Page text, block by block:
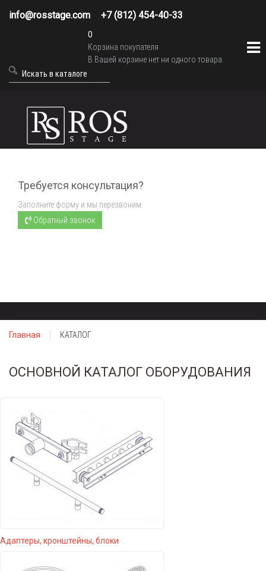
info@rosstage.com +7 (812) 454-40-33
0
Корзина покупателя
В Вашей корзине нет ни одного товара.
Требуется консультация?
Заполните форму и мы перезвоним.
Обратный звонок
Главная КАТАЛОГ
ОСНОВНОЙ КАТАЛОГ ОБОРУДОВАНИЯ
Адаптеры, кронштейны, блоки